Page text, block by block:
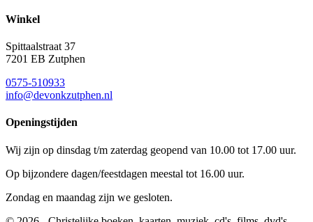
Winkel
Spittaalstraat 37
7201 EB Zutphen
0575-510933
info@devonkzutphen.nl
Openingstijden
Wij zijn op dinsdag t/m zaterdag geopend van 10.00 tot 17.00 uur.
Op bijzondere dagen/feestdagen meestal tot 16.00 uur.
Zondag en maandag zijn we gesloten.